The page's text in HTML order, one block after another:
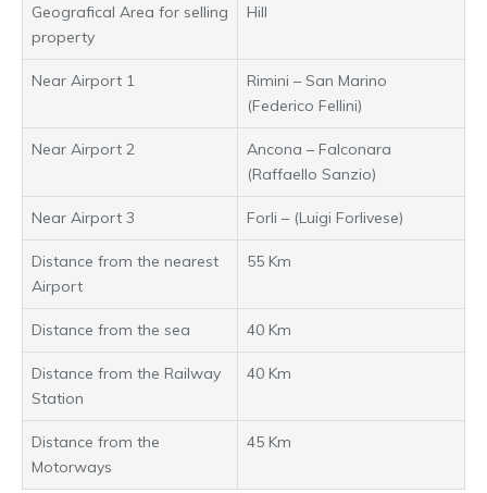
Geografical Area for selling
property
Hill
Near Airport 1
Rimini – San Marino
(Federico Fellini)
Near Airport 2
Ancona – Falconara
(Raffaello Sanzio)
Near Airport 3 Forli – (Luigi Forlivese)
Distance from the nearest
Airport
55 Km
Distance from the sea 40 Km
Distance from the Railway
Station
40 Km
Distance from the
Motorways
45 Km